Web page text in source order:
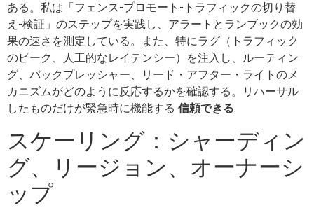
ある。私は「フェンス-プロモート-トラフィックの切り替
え-検証」のステップを実践し、アラートとランブックの効
果の速さを測定している。また、特にラグ（トラフィック
のピーク、人工的なレイテンシー）を注入し、ルーティン
グ、バックプレッシャー、リード・アフター・ライトのメ
カニズムがどのように反応するかを確認する。リハーサル
したものだけが緊急時に機能する 信頼できる.
スケーリング：シャーディン
グ、リージョン、オーナーシ
ップ